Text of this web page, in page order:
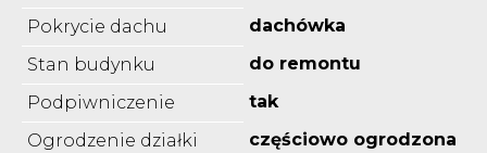
Pokrycie dachu
dachówka
Stan budynku
do remontu
Podpiwniczenie
tak
Ogrodzenie działki
częściowo ogrodzona